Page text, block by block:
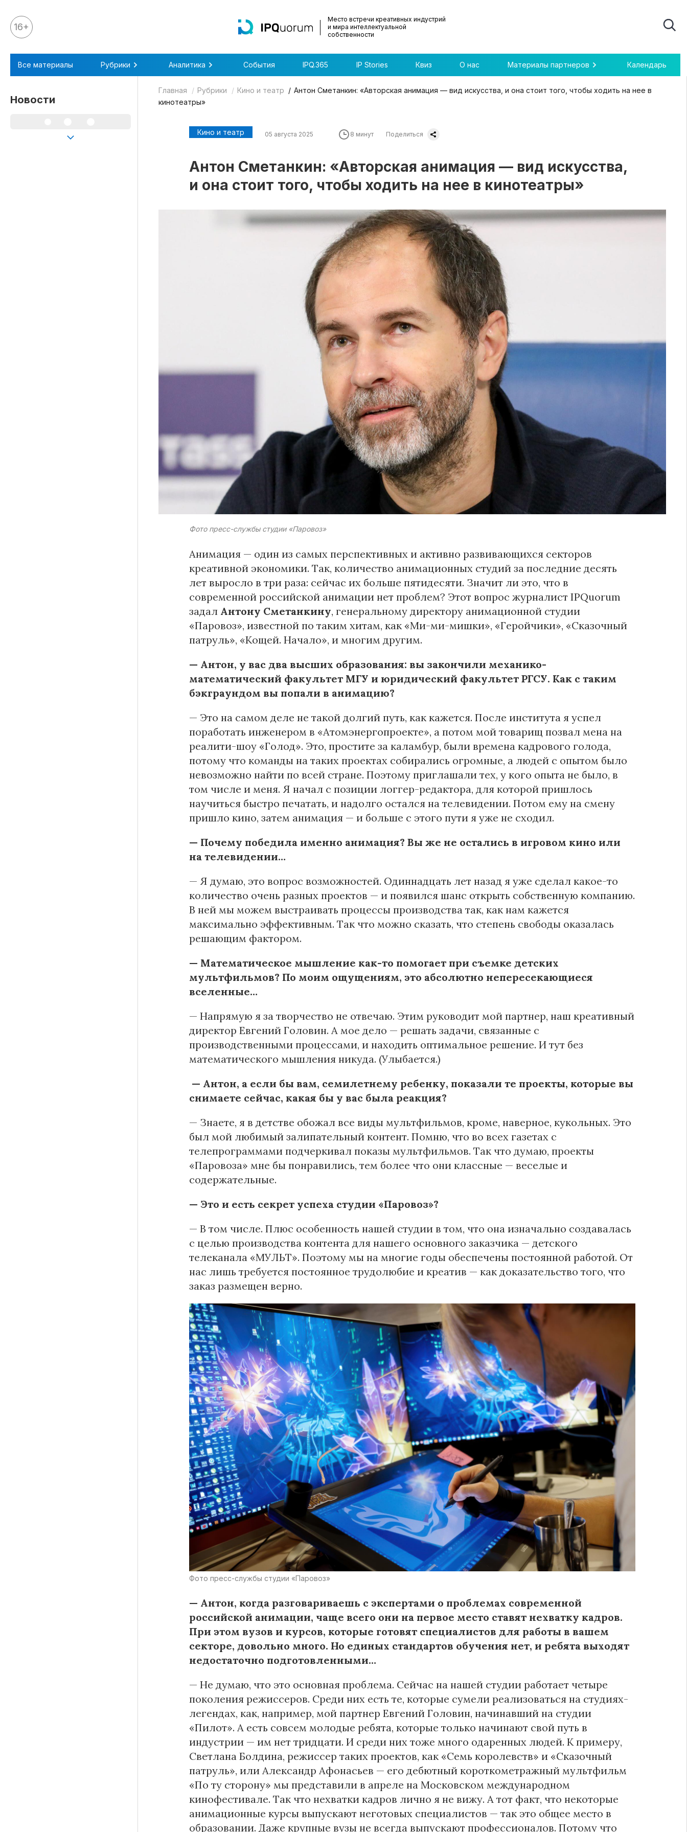
Все материалы
Аналитика
Аналитика
Смотрите нас в соцсетях и мессенджерах
16+
Место встречи креативных индустрий
и мира интеллектуальной
собственности
Все материалы Рубрики Аналитика События IPQ.365 IP Stories Квиз О нас Материалы партнеров Календарь
Новости
Главная Рубрики Кино и театр
Антон Сметанкин: «Авторская анимация — вид искусства, и она стоит того, чтобы ходить на нее в
кинотеатры»
Кино и театр 05 августа 2025 8 минут Поделиться
Антон Сметанкин: «Авторская анимация — вид искусства,
и она стоит того, чтобы ходить на нее в кинотеатры»
Фото пресс-службы студии «Паровоз»
Анимация — один из самых перспективных и активно развивающихся секторов
креативной экономики. Так, количество анимационных студий за последние десять
лет выросло в три раза: сейчас их больше пятидесяти. Значит ли это, что в
современной российской анимации нет проблем? Этот вопрос журналист IPQuorum
задал Антону Сметанкину, генеральному директору анимационной студии
«Паровоз», известной по таким хитам, как «Ми-ми-мишки», «Геройчики», «Сказочный
патруль», «Кощей. Начало», и многим другим.
— Антон, у вас два высших образования: вы закончили механико-
математический факультет МГУ и юридический факультет РГСУ. Как с таким
бэкграундом вы попали в анимацию?
— Это на самом деле не такой долгий путь, как кажется. После института я успел
поработать инженером в «Атомэнергопроекте», а потом мой товарищ позвал мена на
реалити-шоу «Голод». Это, простите за каламбур, были времена кадрового голода,
потому что команды на таких проектах собирались огромные, а людей с опытом было
невозможно найти по всей стране. Поэтому приглашали тех, у кого опыта не было, в
том числе и меня. Я начал с позиции логгер-редактора, для которой пришлось
научиться быстро печатать, и надолго остался на телевидении. Потом ему на смену
пришло кино, затем анимация — и больше с этого пути я уже не сходил.
— Почему победила именно анимация? Вы же не остались в игровом кино или
на телевидении…
— Я думаю, это вопрос возможностей. Одиннадцать лет назад я уже сделал какое-то
количество очень разных проектов — и появился шанс открыть собственную компанию.
В ней мы можем выстраивать процессы производства так, как нам кажется
максимально эффективным. Так что можно сказать, что степень свободы оказалась
решающим фактором.
— Математическое мышление как-то помогает при съемке детских
мультфильмов? По моим ощущениям, это абсолютно непересекающиеся
вселенные…
— Напрямую я за творчество не отвечаю. Этим руководит мой партнер, наш креативный
директор Евгений Головин. А мое дело — решать задачи, связанные с
производственными процессами, и находить оптимальное решение. И тут без
математического мышления никуда. (Улыбается.)
— Антон, а если бы вам, семилетнему ребенку, показали те проекты, которые вы
снимаете сейчас, какая бы у вас была реакция?
— Знаете, я в детстве обожал все виды мультфильмов, кроме, наверное, кукольных. Это
был мой любимый залипательный контент. Помню, что во всех газетах с
телепрограммами подчеркивал показы мультфильмов. Так что думаю, проекты
«Паровоза» мне бы понравились, тем более что они классные — веселые и
содержательные.
— Это и есть секрет успеха студии «Паровоз»?
— В том числе. Плюс особенность нашей студии в том, что она изначально создавалась
с целью производства контента для нашего основного заказчика — детского
телеканала «МУЛЬТ». Поэтому мы на многие годы обеспечены постоянной работой. От
нас лишь требуется постоянное трудолюбие и креатив — как доказательство того, что
заказ размещен верно.
Фото пресс-службы студии «Паровоз»
— Антон, когда разговариваешь с экспертами о проблемах современной
российской анимации, чаще всего они на первое место ставят нехватку кадров.
При этом вузов и курсов, которые готовят специалистов для работы в вашем
секторе, довольно много. Но единых стандартов обучения нет, и ребята выходят
недостаточно подготовленными…
— Не думаю, что это основная проблема. Сейчас на нашей студии работает четыре
поколения режиссеров. Среди них есть те, которые сумели реализоваться на студиях-
легендах, как, например, мой партнер Евгений Головин, начинавший на студии
«Пилот». А есть совсем молодые ребята, которые только начинают свой путь в
индустрии — им нет тридцати. И среди них тоже много одаренных людей. К примеру,
Светлана Болдина, режиссер таких проектов, как «Семь королевств» и «Сказочный
патруль», или Александр Афонасьев — его дебютный короткометражный мультфильм
«По ту сторону» мы представили в апреле на Московском международном
кинофестивале. Так что нехватки кадров лично я не вижу. А тот факт, что некоторые
анимационные курсы выпускают неготовых специалистов — так это общее место в
образовании. Даже крупные вузы не всегда выпускают профессионалов. Потому что